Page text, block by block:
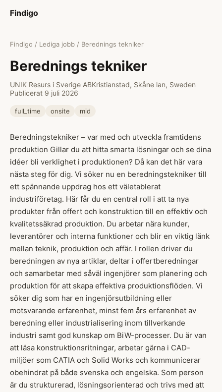
Findigo
Findigo / Lediga jobb / Berednings tekniker
Berednings tekniker
UNIK Resurs i Sverige ABKristianstad, Skåne lan, Sweden
Publicerat 9 juli 2026
full_time onsite mid
Beredningstekniker – var med och utveckla framtidens
produktion Gillar du att hitta smarta lösningar och se dina
idéer bli verklighet i produktionen? Då kan det här vara
nästa steg för dig. Vi söker nu en beredningstekniker till
ett spännande uppdrag hos ett väletablerat
industriföretag. Här får du en central roll i att ta nya
produkter från offert och konstruktion till en effektiv och
kvalitetssäkrad produktion. Du arbetar nära kunder,
leverantörer och interna funktioner och blir en viktig länk
mellan teknik, produktion och affär. I rollen driver du
beredningen av nya artiklar, deltar i offertberedningar
och samarbetar med såväl ingenjörer som planering och
produktion för att skapa effektiva produktionsflöden. Vi
söker dig som har en ingenjörsutbildning eller
motsvarande erfarenhet, minst fem års erfarenhet av
beredning eller industrialisering inom tillverkande
industri samt god kunskap om BiW-processer. Du är van
att läsa konstruktionsritningar, arbetar gärna i CAD-
miljöer som CATIA och Solid Works och kommunicerar
obehindrat på både svenska och engelska. Som person
är du strukturerad, lösningsorienterad och trivs med att